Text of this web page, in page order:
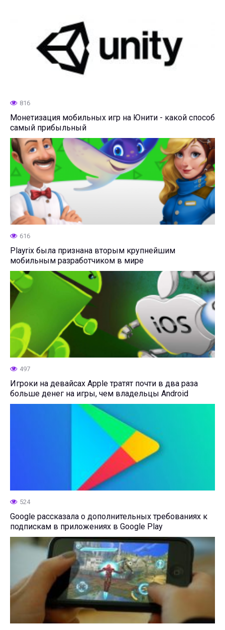
816
Монетизация мобильных игр на Юнити - какой способ
самый прибыльный
616
Playrix была признана вторым крупнейшим
мобильным разработчиком в мире
497
Игроки на девайсах Apple тратят почти в два раза
больше денег на игры, чем владельцы Android
524
Google рассказала о дополнительных требованиях к
подпискам в приложениях в Google Play